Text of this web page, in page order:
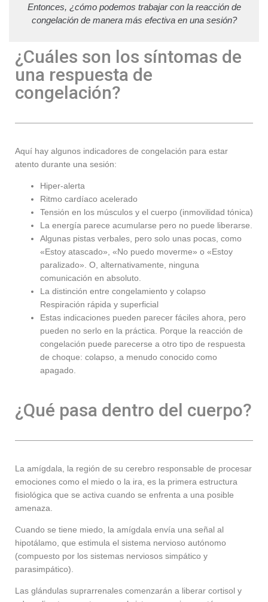
Entonces, ¿cómo podemos trabajar con la reacción de
congelación de manera más efectiva en una sesión?
¿Cuáles son los síntomas de
una respuesta de
congelación?
Aquí hay algunos indicadores de congelación para estar
atento durante una sesión:
Hiper-alerta
Ritmo cardíaco acelerado
Tensión en los músculos y el cuerpo (inmovilidad tónica)
La energía parece acumularse pero no puede liberarse.
Algunas pistas verbales, pero solo unas pocas, como
«Estoy atascado», «No puedo moverme» o «Estoy
paralizado». O, alternativamente, ninguna
comunicación en absoluto.
La distinción entre congelamiento y colapso
Respiración rápida y superficial
Estas indicaciones pueden parecer fáciles ahora, pero
pueden no serlo en la práctica. Porque la reacción de
congelación puede parecerse a otro tipo de respuesta
de choque: colapso, a menudo conocido como
apagado.
¿Qué pasa dentro del cuerpo?
La amígdala, la región de su cerebro responsable de procesar
emociones como el miedo o la ira, es la primera estructura
fisiológica que se activa cuando se enfrenta a una posible
amenaza.
Cuando se tiene miedo, la amígdala envía una señal al
hipotálamo, que estimula el sistema nervioso autónomo
(compuesto por los sistemas nerviosos simpático y
parasimpático).
Las glándulas suprarrenales comenzarán a liberar cortisol y